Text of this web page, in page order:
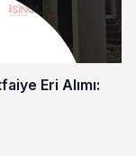
Eri Alımı: